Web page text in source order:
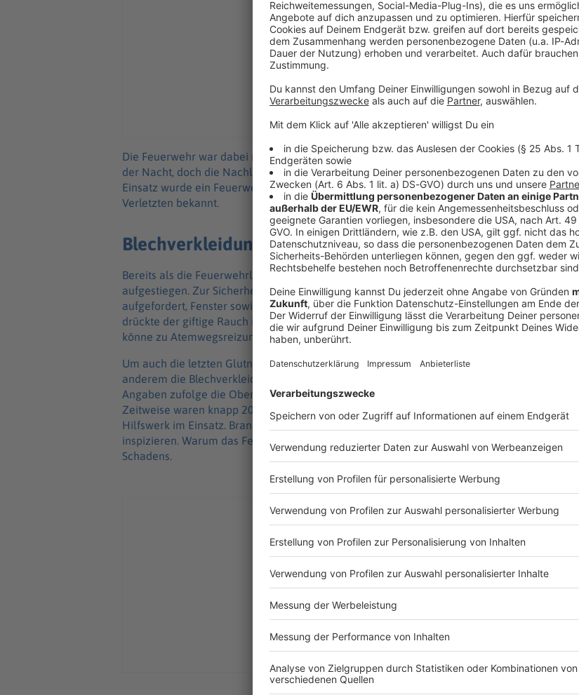
Die Feuerwehr war dabei mit einem Großaufgebot im Einsatz. Sie löschte den Brand noch in
der Nacht, doch die Nachlöscharbeiten zogen sich bis in den Samstagnachmittag. Bei dem
Einsatz wurde ein Feuerwehrmann leicht an der Hand verletzt, sonst wurden keine
Verletzten bekannt.
Blechverkleidung und Oberleitung herausfordernd
Bereits als die Feuerwehrleute ankamen, waren große Rauchwolken über der Turnhalle
aufgestiegen. Zur Sicherheit wurde die Bevölkerung über verschiedene Warn-Apps
aufgefordert, Fenster sowie Türen geschlossen zu halten. Nach Angaben der Einsatzkräfte
drückte der giftige Rauch in die Straßen der Innenstadt. Die Feuerwehr warnte, der Rauch
könne zu Atemwegsreizungen, Kreislaufproblemen oder Bewusstlosigkeit führen.
Um auch die letzten Glutnester löschen zu können, mussten die Einsatzkräfte unter
anderem die Blechverkleidung der Halle aufwendig abmontieren. Zudem waren den
Angaben zufolge die Oberleitungen der angrenzenden Straßenbahn herausfordernd.
Zeitweise waren knapp 200 Einsatzkräfte von Feuerwehr, Rettungsdienst und Technischem
Hilfswerk im Einsatz. Brandermittler der Polizei sollen in den kommenden Tagen die Halle
inspizieren. Warum das Feuer ausbrach, blieb zunächst unklar, ebenso wie die Höhe des
Schadens.